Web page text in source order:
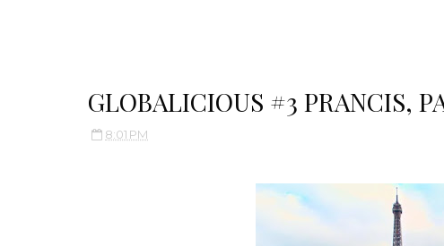
GLOBALICIOUS #3 PRANCIS,
8:01 PM